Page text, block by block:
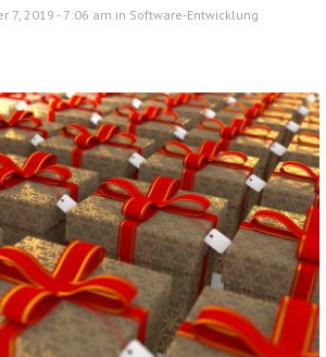
7, 2019 - 7:06 am in Software-Entwicklung